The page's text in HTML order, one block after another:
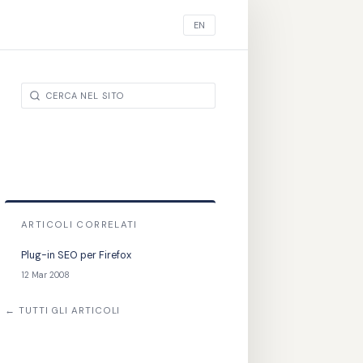
EN
ARTICOLI CORRELATI
Plug-in SEO per Firefox
12 Mar 2008
← TUTTI GLI ARTICOLI